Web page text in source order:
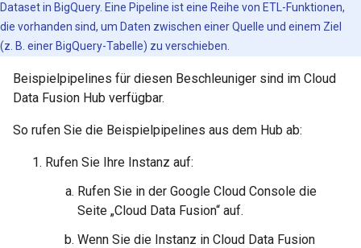
Dataset in BigQuery. Eine Pipeline ist eine Reihe von ETL-Funktionen,
die vorhanden sind, um Daten zwischen einer Quelle und einem Ziel
(z. B. einer BigQuery-Tabelle) zu verschieben.
Beispielpipelines für diesen Beschleuniger sind im Cloud
Data Fusion Hub verfügbar.
So rufen Sie die Beispielpipelines aus dem Hub ab:
Rufen Sie Ihre Instanz auf:
Rufen Sie in der Google Cloud Console die
Seite „Cloud Data Fusion“ auf.
Wenn Sie die Instanz in Cloud Data Fusion